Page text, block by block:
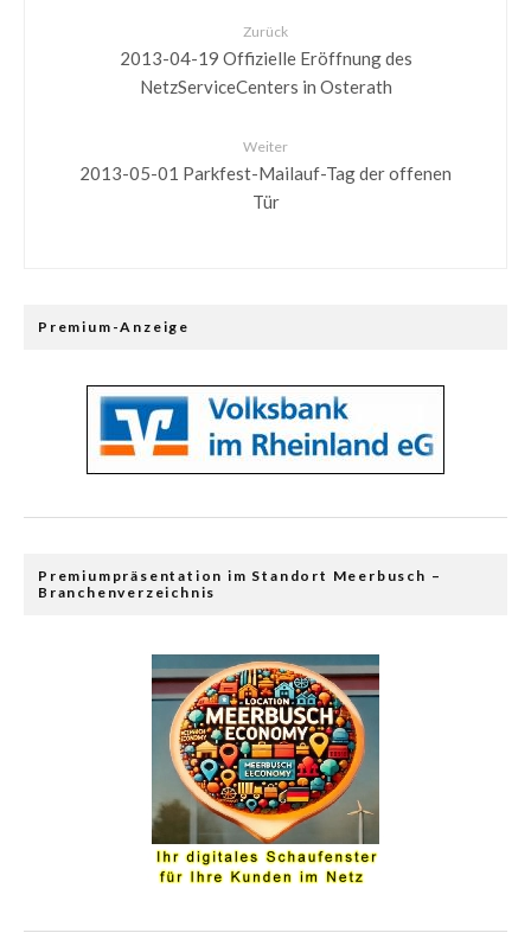
Zurück
2013-04-19 Offizielle Eröffnung des
NetzServiceCenters in Osterath
Weiter
2013-05-01 Parkfest-Mailauf-Tag der offenen
Tür
Premium-Anzeige
Premiumpräsentation im Standort Meerbusch –
Branchenverzeichnis